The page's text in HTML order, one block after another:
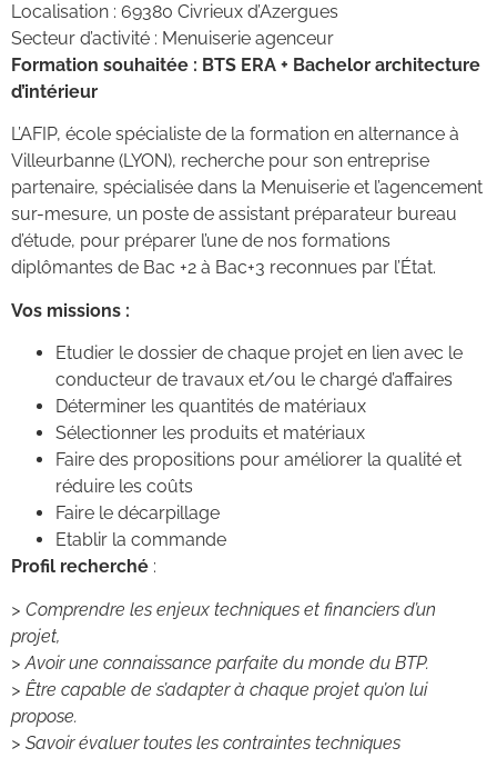
Localisation : 69380 Civrieux d’Azergues
Secteur d’activité : Menuiserie agenceur
Formation souhaitée : BTS ERA + Bachelor architecture
d’intérieur
L’AFIP, école spécialiste de la formation en alternance à
Villeurbanne (LYON), recherche pour son entreprise
partenaire, spécialisée dans la Menuiserie et l’agencement
sur-mesure, un poste de assistant préparateur bureau
d’étude, pour préparer l’une de nos formations
diplômantes de Bac +2 à Bac+3 reconnues par l’État.
Vos missions :
Etudier le dossier de chaque projet en lien avec le
conducteur de travaux et/ou le chargé d’affaires
Déterminer les quantités de matériaux
Sélectionner les produits et matériaux
Faire des propositions pour améliorer la qualité et
réduire les coûts
Faire le décarpillage
Etablir la commande
Profil recherché :
> Comprendre les enjeux techniques et financiers d’un
projet,
> Avoir une connaissance parfaite du monde du BTP.
> Être capable de s’adapter à chaque projet qu’on lui
propose.
> Savoir évaluer toutes les contraintes techniques